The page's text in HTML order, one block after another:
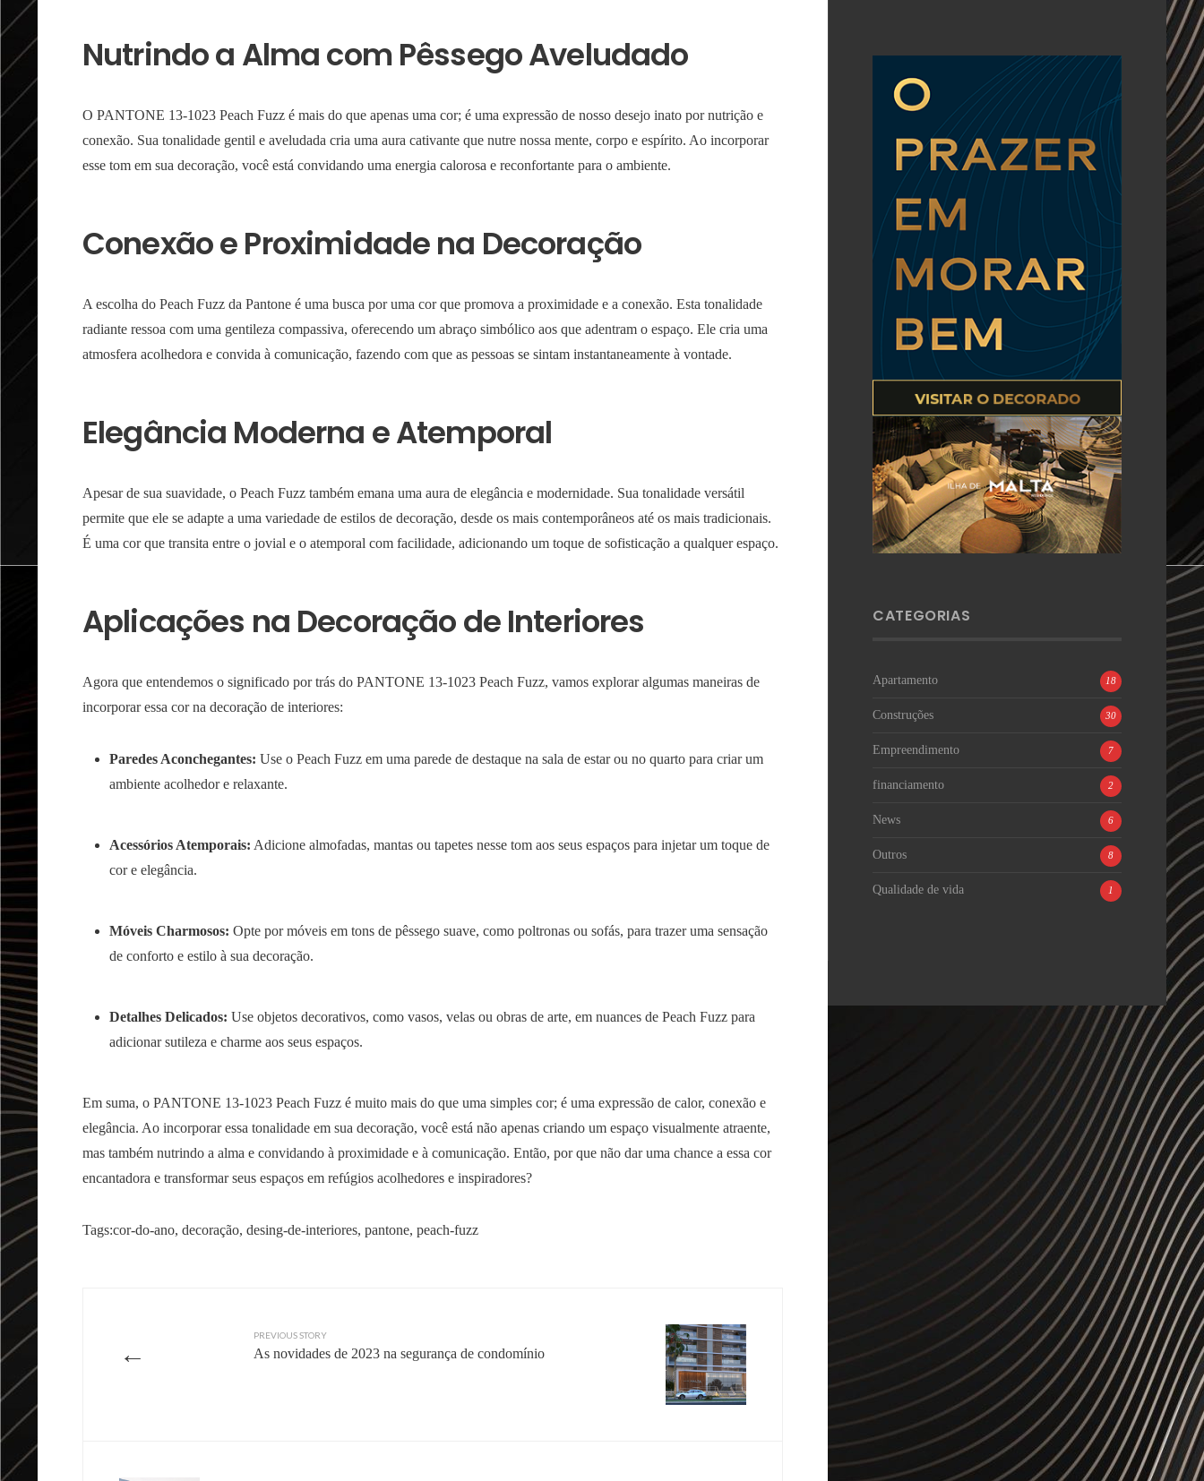
Nutrindo a Alma com Pêssego Aveludado
O PANTONE 13-1023 Peach Fuzz é mais do que apenas uma cor; é uma expressão de nosso desejo inato por nutrição e
conexão. Sua tonalidade gentil e aveludada cria uma aura cativante que nutre nossa mente, corpo e espírito. Ao incorporar
esse tom em sua decoração, você está convidando uma energia calorosa e reconfortante para o ambiente.
Conexão e Proximidade na Decoração
A escolha do Peach Fuzz da Pantone é uma busca por uma cor que promova a proximidade e a conexão. Esta tonalidade
radiante ressoa com uma gentileza compassiva, oferecendo um abraço simbólico aos que adentram o espaço. Ele cria uma
atmosfera acolhedora e convida à comunicação, fazendo com que as pessoas se sintam instantaneamente à vontade.
Elegância Moderna e Atemporal
Apesar de sua suavidade, o Peach Fuzz também emana uma aura de elegância e modernidade. Sua tonalidade versátil
permite que ele se adapte a uma variedade de estilos de decoração, desde os mais contemporâneos até os mais tradicionais.
É uma cor que transita entre o jovial e o atemporal com facilidade, adicionando um toque de sofisticação a qualquer espaço.
Aplicações na Decoração de Interiores
Agora que entendemos o significado por trás do PANTONE 13-1023 Peach Fuzz, vamos explorar algumas maneiras de
incorporar essa cor na decoração de interiores:
Paredes Aconchegantes: Use o Peach Fuzz em uma parede de destaque na sala de estar ou no quarto para criar um
ambiente acolhedor e relaxante.
Acessórios Atemporais: Adicione almofadas, mantas ou tapetes nesse tom aos seus espaços para injetar um toque de
cor e elegância.
Móveis Charmosos: Opte por móveis em tons de pêssego suave, como poltronas ou sofás, para trazer uma sensação
de conforto e estilo à sua decoração.
Detalhes Delicados: Use objetos decorativos, como vasos, velas ou obras de arte, em nuances de Peach Fuzz para
adicionar sutileza e charme aos seus espaços.
Em suma, o PANTONE 13-1023 Peach Fuzz é muito mais do que uma simples cor; é uma expressão de calor, conexão e
elegância. Ao incorporar essa tonalidade em sua decoração, você está não apenas criando um espaço visualmente atraente,
mas também nutrindo a alma e convidando à proximidade e à comunicação. Então, por que não dar uma chance a essa cor
encantadora e transformar seus espaços em refúgios acolhedores e inspiradores?
Tags:cor-do-ano, decoração, desing-de-interiores, pantone, peach-fuzz
←
PREVIOUS STORY
As novidades de 2023 na segurança de condomínio
CATEGORIAS
Apartamento 18
Construções 30
Empreendimento 7
financiamento 2
News 6
Outros 8
Qualidade de vida 1